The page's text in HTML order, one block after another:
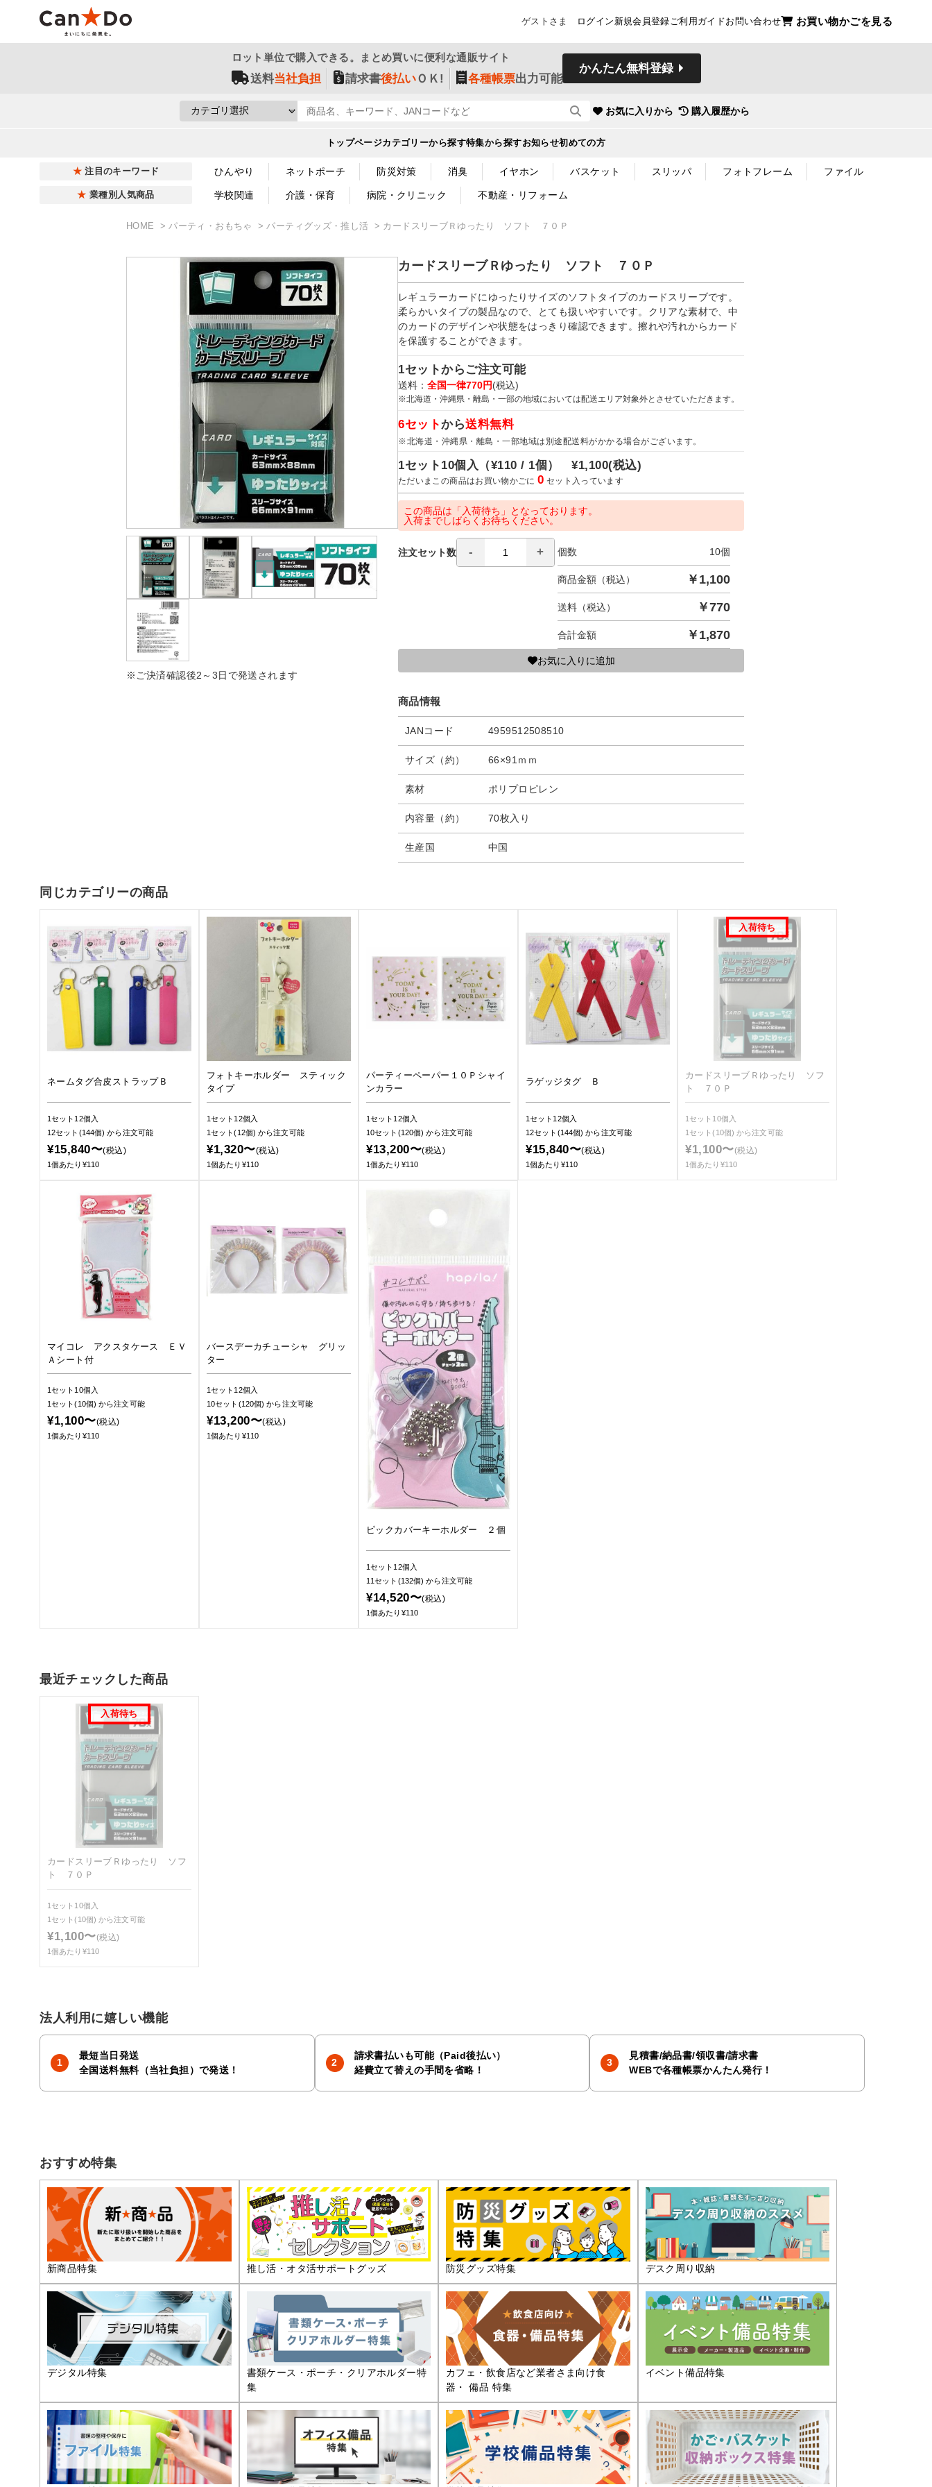
ゲストさま ログイン 新規会員登録ご利用ガイドお問い合わせ お買い物かごを見る
ロット単位で購入できる。まとめ買いに便利な通販サイト
送料当社負担 請求書後払いＯＫ! 各種帳票出力可能
かんたん無料登録
お気に入りから 購入履歴から
トップページカテゴリーから探す特集から探すお知らせ初めての方
注目のキーワード ひんやり ネットポーチ 防災対策 消臭 イヤホン バスケット スリッパ フォトフレーム ファイル
業種別人気商品 学校関連 介護・保育 病院・クリニック 不動産・リフォーム
HOME パーティ・おもちゃ パーティグッズ・推し活 カードスリーブＲゆったり ソフト ７０Ｐ
※ご決済確認後2～3日で発送されます
カードスリーブＲゆったり ソフト ７０Ｐ
レギュラーカードにゆったりサイズのソフトタイプのカードスリーブです。
柔らかいタイプの製品なので、とても扱いやすいです。クリアな素材で、中
のカードのデザインや状態をはっきり確認できます。擦れや汚れからカード
を保護することができます。
1セットからご注文可能
送料： 全国一律770円(税込)
※北海道・沖縄県・離島・一部の地域においては配送エリア対象外とさせていただきます。
6セットから送料無料
※北海道・沖縄県・離島・一部地域は別途配送料がかかる場合がございます。
1セット10個入（¥110 / 1個）¥1,100(税込)
ただいまこの商品はお買い物かごに0 セット入っています
この商品は「入荷待ち」となっております。
入荷までしばらくお待ちください。
注文セット数 個数 10個
商品金額（税込） ￥ 1,100
送料（税込） ￥770
合計金額 ￥ 1,870
お気に入りに追加
商品情報
JANコード 4959512508510
サイズ（約） 66×91ｍｍ
素材 ポリプロピレン
内容量（約） 70枚入り
生産国 中国
同じカテゴリーの商品
ネームタグ合皮ストラップＢ
1セット12個入
12セット(144個)から注文可能
¥15,840〜(税込)
1個あたり¥110
フォトキーホルダー スティック
タイプ
1セット12個入
1セット(12個)から注文可能
¥1,320〜(税込)
1個あたり¥110
パーティーペーパー１０Ｐシャイ
ンカラー
1セット12個入
10セット(120個)から注文可能
¥13,200〜(税込)
1個あたり¥110
ラゲッジタグ Ｂ
1セット12個入
12セット(144個)から注文可能
¥15,840〜(税込)
1個あたり¥110
カードスリーブＲゆったり ソフ
ト ７０Ｐ
1セット10個入
1セット(10個)から注文可能
¥1,100〜(税込)
1個あたり¥110
マイコレ アクスタケース ＥＶ
Ａシート付
1セット10個入
1セット(10個)から注文可能
¥1,100〜(税込)
1個あたり¥110
バースデーカチューシャ グリッ
ター
1セット12個入
10セット(120個)から注文可能
¥13,200〜(税込)
1個あたり¥110
ピックカバーキーホルダー ２個
1セット12個入
11セット(132個)から注文可能
¥14,520〜(税込)
1個あたり¥110
最近チェックした商品
カードスリーブＲゆったり ソフ
ト ７０Ｐ
1セット10個入
1セット(10個)から注文可能
¥1,100〜(税込)
1個あたり¥110
法人利用に嬉しい機能
最短当日発送
全国送料無料（当社負担）で発送！
請求書払いも可能（Paid後払い）
経費立て替えの手間を省略！
見積書/納品書/領収書/請求書
WEBで各種帳票かんたん発行！
おすすめ特集
新商品特集 推し活・オタ活サポートグッズ 防災グッズ特集 デスク周り収納
デジタル特集
書類ケース・ポーチ・クリアホルダー特
集
カフェ・飲食店など業者さま向け食
器・ 備品 特集
イベント備品特集